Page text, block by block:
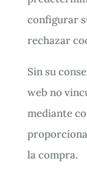
configurar
rechazar
Sin su
web no
mediante
la compra.